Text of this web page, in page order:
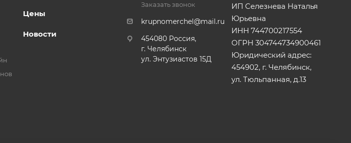
Цены
Новости
Заказать звонок
krupnomerchel@mail.ru
454080 Россия,
г. Челябинск
ул. Энтузиастов 15Д
ИП Селезнева Наталья
Юрьевна
ИНН 744700217554
ОГРН 304744734900461
Юридический адрес:
454902, г. Челябинск,
ул. Тюльпанная, д.13